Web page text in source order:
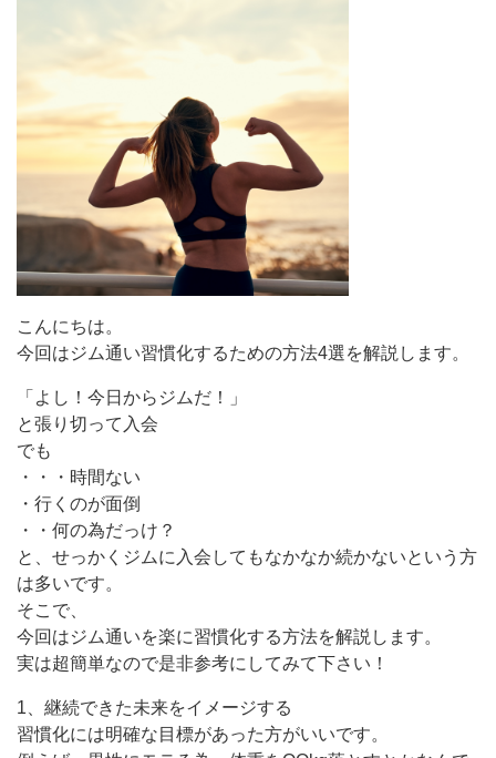
こんにちは。
今回はジム通い習慣化するための方法4選を解説します。
「よし！今日からジムだ！」
と張り切って入会
でも
・・・時間ない
・行くのが面倒
・・何の為だっけ？
と、せっかくジムに入会してもなかなか続かないという方
は多いです。
そこで、
今回はジム通いを楽に習慣化する方法を解説します。
実は超簡単なので是非参考にしてみて下さい！
1、継続できた未来をイメージする
習慣化には明確な目標があった方がいいです。